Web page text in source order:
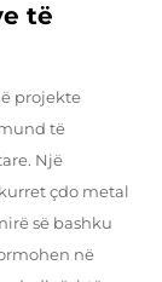
të
projekte
të
Një
çdo metal
së bashku
në